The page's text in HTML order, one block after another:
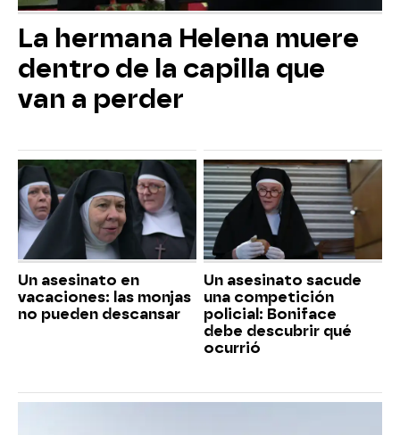
La hermana Helena muere
dentro de la capilla que
van a perder
Un asesinato en
vacaciones: las monjas
no pueden descansar
Un asesinato sacude
una competición
policial: Boniface
debe descubrir qué
ocurrió